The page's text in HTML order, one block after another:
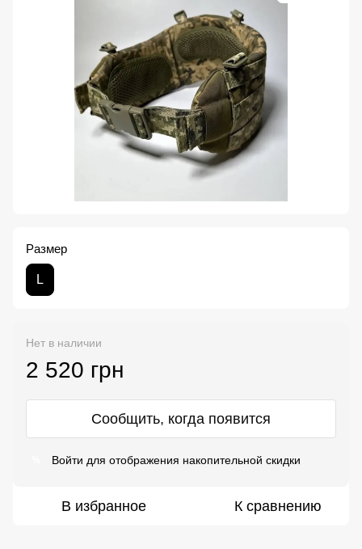
Размер
L
Нет в наличии
2 520 грн
Сообщить, когда появится
Войти для отображения накопительной скидки
В избранное К сравнению